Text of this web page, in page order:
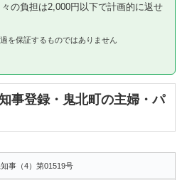
の負担は2,000円以下で計画的に返せ
を保証するものではありません
事登録・鬼北町の主婦・パ
事（4）第01519号